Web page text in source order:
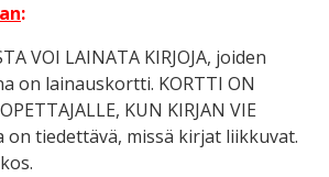
:
VOI LAINATA KIRJOJA, joiden
on lainauskortti. KORTTI ON
KUN KIRJAN VIE
on tiedettävä, missä kirjat liikkuvat.